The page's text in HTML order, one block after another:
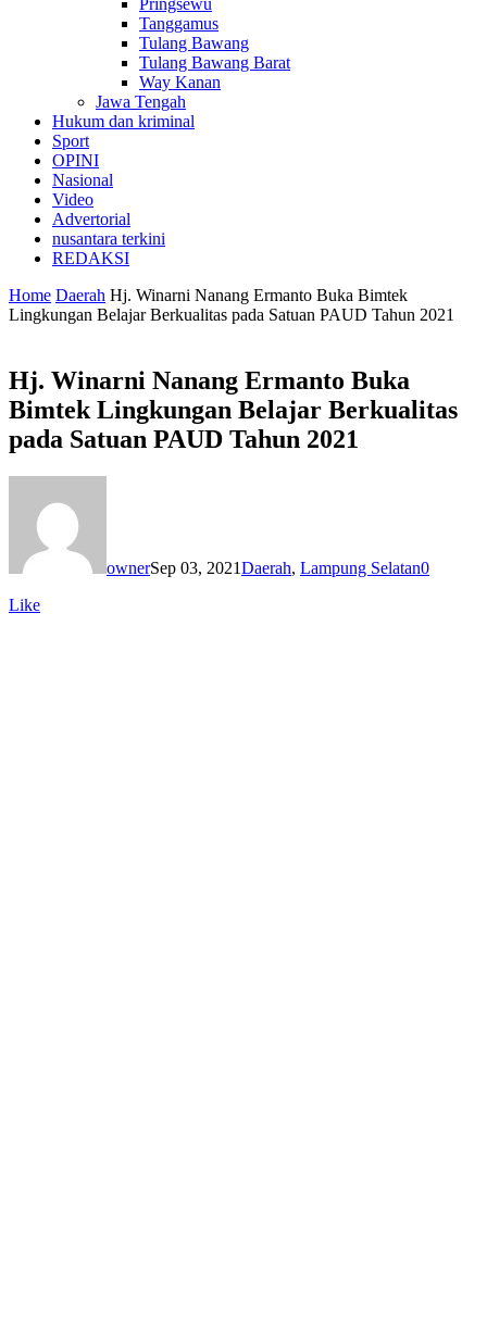
Pringsewu
Tanggamus
Tulang Bawang
Tulang Bawang Barat
Way Kanan
Jawa Tengah
Hukum dan kriminal
Sport
OPINI
Nasional
Video
Advertorial
nusantara terkini
REDAKSI
Home Daerah Hj. Winarni Nanang Ermanto Buka Bimtek
Lingkungan Belajar Berkualitas pada Satuan PAUD Tahun 2021
Hj. Winarni Nanang Ermanto Buka
Bimtek Lingkungan Belajar Berkualitas
pada Satuan PAUD Tahun 2021
ownerSep 03, 2021Daerah, Lampung Selatan0
Like